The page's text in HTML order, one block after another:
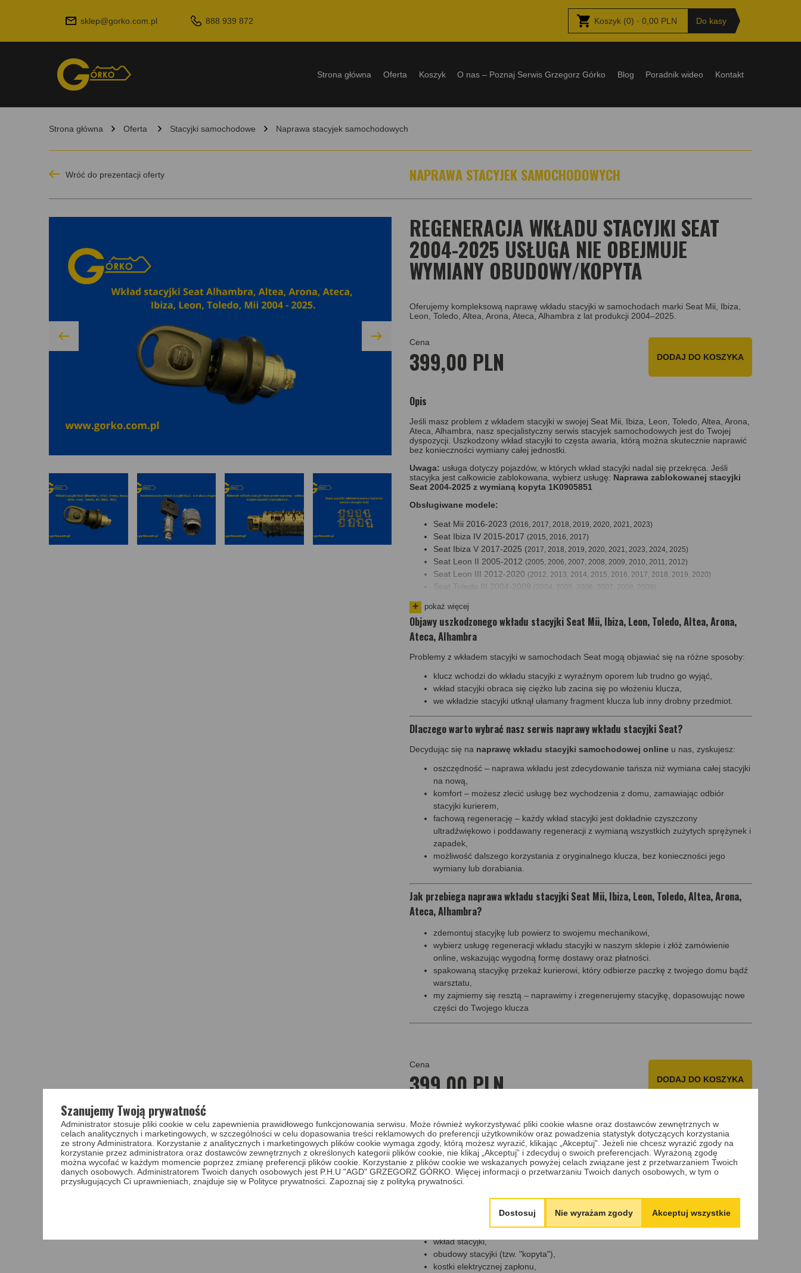
sklep@gorko.com.pl 888 939 872 Koszyk (0) · 0,00 PLN Do kasy
Strona główna Oferta Koszyk O nas – Poznaj Serwis Grzegorz Górko Blog Poradnik wideo Kontakt
Strona główna Oferta Stacyjki samochodowe Naprawa stacyjek samochodowych
Wróć do prezentacji oferty NAPRAWA STACYJEK SAMOCHODOWYCH
REGENERACJA WKŁADU STACYJKI SEAT
2004-2025 USŁUGA NIE OBEJMUJE
WYMIANY OBUDOWY/KOPYTA
Oferujemy kompleksową naprawę wkładu stacyjki w samochodach marki Seat Mii, Ibiza,
Leon, Toledo, Altea, Arona, Ateca, Alhambra z lat produkcji 2004–2025.
Cena
399,00 PLN DODAJ DO KOSZYKA
Opis
Jeśli masz problem z wkładem stacyjki w swojej Seat Mii, Ibiza, Leon, Toledo, Altea, Arona,
Ateca, Alhambra, nasz specjalistyczny serwis stacyjek samochodowych jest do Twojej
dyspozycji. Uszkodzony wkład stacyjki to częsta awaria, którą można skutecznie naprawić
bez konieczności wymiany całej jednostki.
Uwaga: usługa dotyczy pojazdów, w których wkład stacyjki nadal się przekręca. Jeśli
stacyjka jest całkowicie zablokowana, wybierz usługę: Naprawa zablokowanej stacyjki
Seat 2004-2025 z wymianą kopyta 1K0905851
Obsługiwane modele:
Seat Mii 2016-2023 (2016, 2017, 2018, 2019, 2020, 2021, 2023)
Seat Ibiza IV 2015-2017 (2015, 2016, 2017)
Seat Ibiza V 2017-2025 (2017, 2018, 2019, 2020, 2021, 2023, 2024, 2025)
Seat Leon II 2005-2012 (2005, 2006, 2007, 2008, 2009, 2010, 2011, 2012)
Seat Leon III 2012-2020 (2012, 2013, 2014, 2015, 2016, 2017, 2018, 2019, 2020)
Seat Toledo III 2004-2009 (2004, 2005, 2006, 2007, 2008, 2009)
Seat Altea 2004-2015
2015)
Seat Altea XL 2006-2015
Seat Ateca 2016-2020 (2016, 2017, 2018, 2019, 2022)
Seat Alhambra 2010-2020(2010, 2011. 2012, 2013, 2014, 2015, 2016, 2017, 2018, 2019,
2020)
pokaż więcej
Objawy uszkodzonego wkładu stacyjki Seat Mii, Ibiza, Leon, Toledo, Altea, Arona,
Ateca, Alhambra
Problemy z wkładem stacyjki w samochodach Seat mogą objawiać się na różne sposoby:
klucz wchodzi do wkładu stacyjki z wyraźnym oporem lub trudno go wyjąć,
wkład stacyjki obraca się ciężko lub zacina się po włożeniu klucza,
we wkładzie stacyjki utknął ułamany fragment klucza lub inny drobny przedmiot.
Dlaczego warto wybrać nasz serwis naprawy wkładu stacyjki Seat?
Decydując się na naprawę wkładu stacyjki samochodowej online u nas, zyskujesz:
oszczędność – naprawa wkładu jest zdecydowanie tańsza niż wymiana całej stacyjki
na nową,
komfort – możesz zlecić usługę bez wychodzenia z domu, zamawiając odbiór
stacyjki kurierem,
fachową regenerację – każdy wkład stacyjki jest dokładnie czyszczony
ultradźwiękowo i poddawany regeneracji z wymianą wszystkich zużytych sprężynek i
zapadek,
możliwość dalszego korzystania z oryginalnego klucza, bez konieczności jego
wymiany lub dorabiania.
Jak przebiega naprawa wkładu stacyjki Seat Mii, Ibiza, Leon, Toledo, Altea, Arona,
Ateca, Alhambra?
zdemontuj stacyjkę lub powierz to swojemu mechanikowi,
wybierz usługę regeneracji wkładu stacyjki w naszym sklepie i złóż zamówienie
online, wskazując wygodną formę dostawy oraz płatności.
spakowaną stacyjkę przekaż kurierowi, który odbierze paczkę z twojego domu bądź
warsztatu,
my zajmiemy się resztą – naprawimy i zregenerujemy stacyjkę, dopasowując nowe
części do Twojego klucza
Cena
399,00 PLN DODAJ DO KOSZYKA
W cenie zawarte jest:
mycie ultradźwiękowe,
pełna regeneracja wkładu stacyjki wraz z wymianą sprężynek i zapadek,
dopasowanie wkładu do dostarczonych kluczy oraz kontrola jakości.
W przypadku, gdy zużycie grotu klucza uniemożliwia prawidłowe dopasowanie wkładu,
skontaktujemy się z klientem w celu ustalenia dalszych działań.
nowych elementów takich jak:
wkład stacyjki,
obudowy stacyjki (tzw. "kopyta"),
kostki elektrycznej zapłonu,
Szanujemy Twoją prywatność
Administrator stosuje pliki cookie w celu zapewnienia prawidłowego funkcjonowania serwisu. Może również wykorzystywać pliki cookie własne oraz dostawców zewnętrznych w
celach analitycznych i marketingowych, w szczególności w celu dopasowania treści reklamowych do preferencji użytkowników oraz powadzenia statystyk dotyczących korzystania
ze strony Administratora. Korzystanie z analitycznych i marketingowych plików cookie wymaga zgody, którą możesz wyrazić, klikając „Akceptuj”. Jeżeli nie chcesz wyrazić zgody na
korzystanie przez administratora oraz dostawców zewnętrznych z określonych kategorii plików cookie, nie klikaj „Akceptuj” i zdecyduj o swoich preferencjach. Wyrażoną zgodę
można wycofać w każdym momencie poprzez zmianę preferencji plików cookie. Korzystanie z plików cookie we wskazanych powyżej celach związane jest z przetwarzaniem Twoich
danych osobowych. Administratorem Twoich danych osobowych jest P.H.U "AGD" GRZEGORZ GÓRKO. Więcej informacji o przetwarzaniu Twoich danych osobowych, w tym o
przysługujących Ci uprawnieniach, znajduje się w Polityce prywatności. Zapoznaj się z polityką prywatności.
Dostosuj Nie wyrażam zgody Akceptuj wszystkie